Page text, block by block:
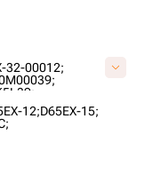
32-00012;
12;D65EX-15;